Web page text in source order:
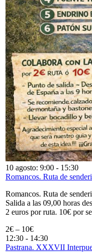
10 agosto: 9:00 - 15:30
Romancos. Ruta de
Romancos. Ruta de
Salida a las 09,00 horas
2 euros por ruta. 10€ por
2€ – 10€
12:30 - 14:30
Pastrana. XXXVII